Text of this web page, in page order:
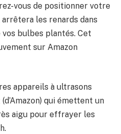
vous de positionner votre
les renards dans
vos bulbes plantés. Cet
sur Amazon
appareils à ultrasons
qui émettent un
aigu pour effrayer les